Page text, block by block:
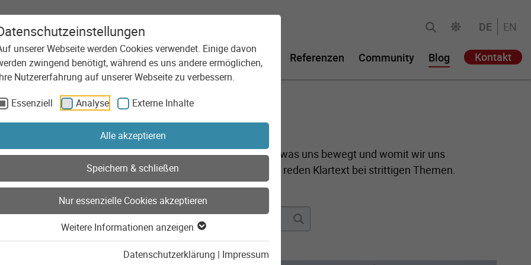
unserer Webseite werden Cookies verwendet. Einige davon
zwingend benötigt, während es uns andere ermöglichen,
Nutzererfahrung auf unserer Webseite zu verbessern.
Essenziell
Analyse Externe Inhalte
Alle akzeptieren
Speichern & schließen
Nur essenzielle Cookies akzeptieren
Weitere Informationen anzeigen
Datenschutzerklärung | Impressum
Agentur Leistungen Technologie Referenzen Community Blog
(aktuell) Kontakt
DE EN
unsere Kunden. Im Blog der Marketing Factory erfahrt Ihr, was uns bewegt und womit wir uns
Alltag, teilen unser Wissen und unsere Erfahrungen und reden Klartext bei strittigen Themen.
Blogbeiträgen